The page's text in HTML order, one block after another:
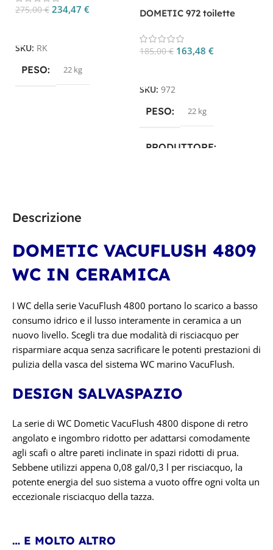
Descrizione
DOMETIC VACUFLUSH 4809
WC IN CERAMICA
I WC della serie VacuFlush 4800 portano lo scarico a basso
consumo idrico e il lusso interamente in ceramica a un
nuovo livello. Scegli tra due modalità di risciacquo per
risparmiare acqua senza sacrificare le potenti prestazioni di
pulizia della vasca del sistema WC marino VacuFlush.
DESIGN SALVASPAZIO
La serie di WC Dometic VacuFlush 4800 dispone di retro
angolato e ingombro ridotto per adattarsi comodamente
agli scafi o altre pareti inclinate in spazi ridotti di prua.
Sebbene utilizzi appena 0,08 gal/0,3 l per risciacquo, la
potente energia del suo sistema a vuoto offre ogni volta un
eccezionale risciacquo della tazza.
… E MOLTO ALTRO
275,00€ 234,47 €
SKU: RK
PESO 22 kg
DOMETIC 972 toilette
185,00€ 163,48 €
SKU: 972
PESO 22 kg
PRODUTTORE